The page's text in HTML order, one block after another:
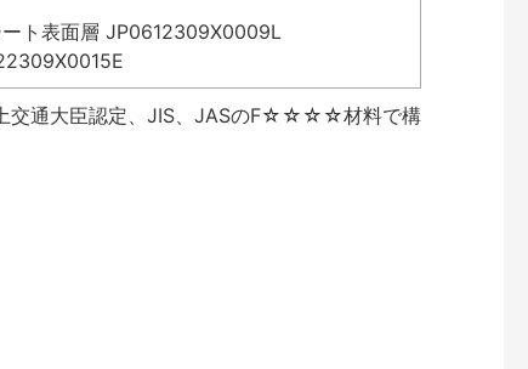
ート表面層 JP0612309X0009L
土交通大臣認定、JIS、JASのF☆☆☆☆材料で構